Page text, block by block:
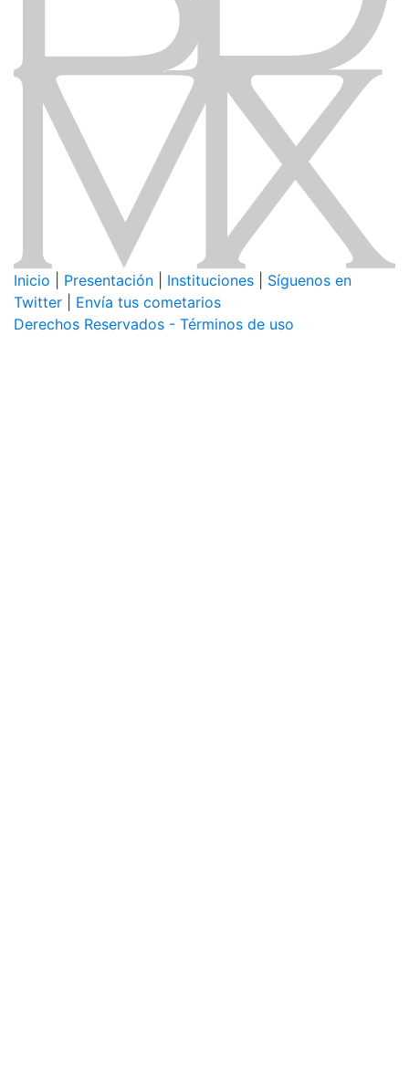
Inicio Presentación Instituciones
Síguenos en
Twitter
Envía tus cometarios
Derechos Reservados - Términos de uso